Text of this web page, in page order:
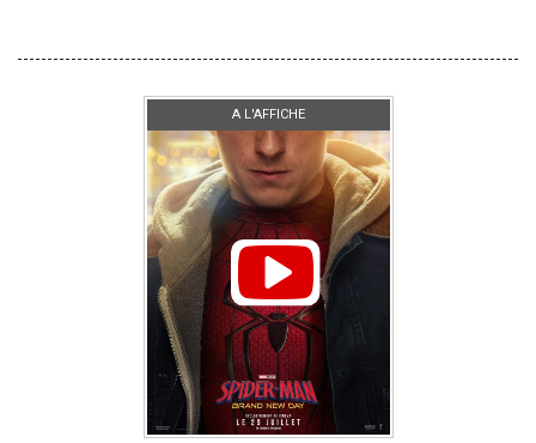
A L'AFFICHE